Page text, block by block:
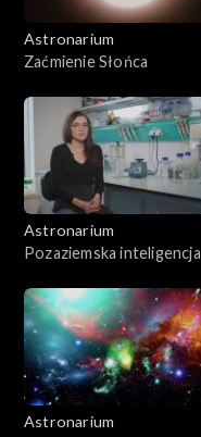
Astronarium
Zaćmienie Słońca
Astronarium
Pozaziemska inteligencja
Astronarium